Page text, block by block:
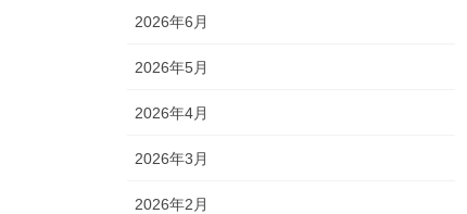
2026年6月
2026年5月
2026年4月
2026年3月
2026年2月